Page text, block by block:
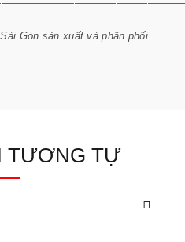
Gòn sản xuất và phân phối.
TƯƠNG TỰ